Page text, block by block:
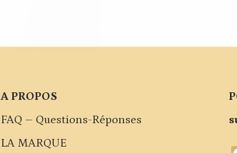
A PROPOS
FAQ – Questions-Réponses
LA MARQUE